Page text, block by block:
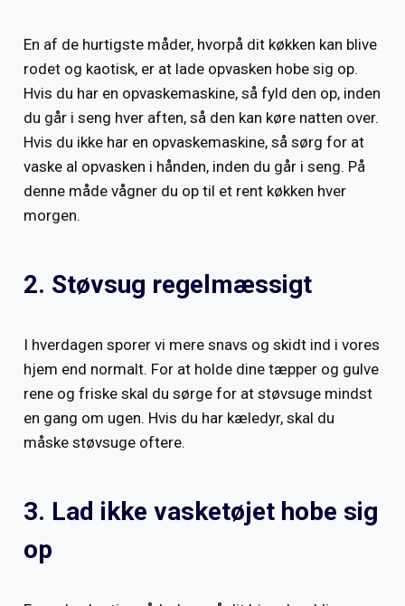
En af de hurtigste måder, hvorpå dit køkken kan blive
rodet og kaotisk, er at lade opvasken hobe sig op.
Hvis du har en opvaskemaskine, så fyld den op, inden
du går i seng hver aften, så den kan køre natten over.
Hvis du ikke har en opvaskemaskine, så sørg for at
vaske al opvasken i hånden, inden du går i seng. På
denne måde vågner du op til et rent køkken hver
morgen.
2. Støvsug regelmæssigt
I hverdagen sporer vi mere snavs og skidt ind i vores
hjem end normalt. For at holde dine tæpper og gulve
rene og friske skal du sørge for at støvsuge mindst
en gang om ugen. Hvis du har kæledyr, skal du
måske støvsuge oftere.
3. Lad ikke vasketøjet hobe sig
op